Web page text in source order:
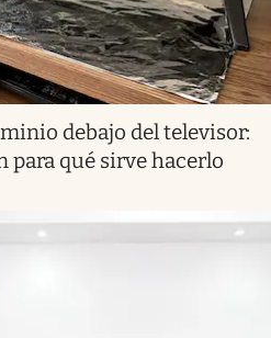
debajo del televisor:
para qué sirve hacerlo